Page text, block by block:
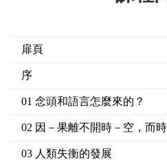
扉頁
序
01 念頭和語言怎麼來的？
02 因－果離不開時－空，而
03 人類失衡的發展